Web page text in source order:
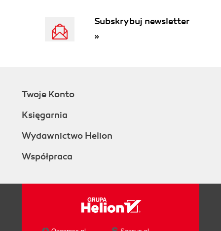
Subskrybuj newsletter
»
Twoje Konto
Księgarnia
Wydawnictwo Helion
Współpraca